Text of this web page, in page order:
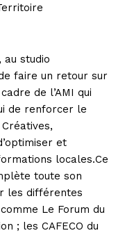
au studio
faire un retour sur
de l’AMI qui
de renforcer le
et
locales.Ce
toute son
les différentes
Le Forum du
; les CAFECO du